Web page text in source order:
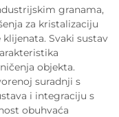
granama,
za kristalizaciju
Svaki sustav
objekta.
suradnji s
i integraciju s
obuhvaća